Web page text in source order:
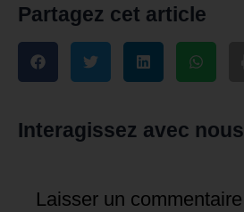
Partagez cet article
Interagissez avec nous
Laisser un commentaire